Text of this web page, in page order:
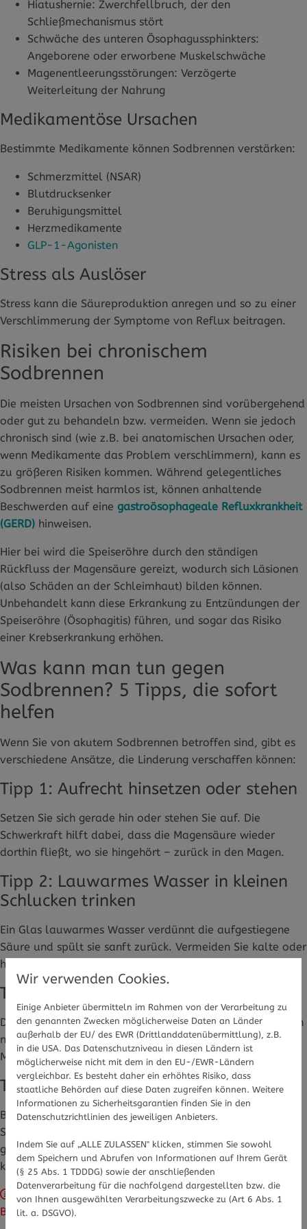
Hiatushernie: Zwerchfellbruch, der den
Schließmechanismus stört
Schwäche des unteren Ösophagussphinkters:
Angeborene oder erworbene Muskelschwäche
Magenentleerungsstörungen: Verzögerte
Weiterleitung der Nahrung
Medikamentöse Ursachen
Bestimmte Medikamente können Sodbrennen verstärken:
Schmerzmittel (NSAR)
Blutdrucksenker
Beruhigungsmittel
Herzmedikamente
GLP-1-Agonisten
Stress als Auslöser
Stress kann die Säureproduktion anregen und so zu einer
Verschlimmerung der Symptome von Reflux beitragen.
Risiken bei chronischem
Sodbrennen
Die meisten Ursachen von Sodbrennen sind vorübergehend
oder gut zu behandeln bzw. vermeiden. Wenn sie jedoch
chronisch sind (wie z.B. bei anatomischen Ursachen oder,
wenn Medikamente das Problem verschlimmern), kann es
zu größeren Risiken kommen. Während gelegentliches
Sodbrennen meist harmlos ist, können anhaltende
Beschwerden auf eine gastroösophageale Refluxkrankheit
(GERD) hinweisen.
Hier bei wird die Speiseröhre durch den ständigen
Rückfluss der Magensäure gereizt, wodurch sich Läsionen
(also Schäden an der Schleimhaut) bilden können.
Unbehandelt kann diese Erkrankung zu Entzündungen der
Speiseröhre (Ösophagitis) führen, und sogar das Risiko
einer Krebserkrankung erhöhen.
Was kann man tun gegen
Sodbrennen? 5 Tipps, die sofort
helfen
Wenn Sie von akutem Sodbrennen betroffen sind, gibt es
verschiedene Ansätze, die Linderung verschaffen können:
Tipp 1: Aufrecht hinsetzen oder stehen
Setzen Sie sich gerade hin oder stehen Sie auf. Die
Schwerkraft hilft dabei, dass die Magensäure wieder
dorthin fließt, wo sie hingehört – zurück in den Magen.
Tipp 2: Lauwarmes Wasser in kleinen
Schlucken trinken
Ein Glas lauwarmes Wasser verdünnt die aufgestiegene
Säure und spült sie sanft zurück. Vermeiden Sie kalte oder
heiße Getränke, da diese zusätzlich reizen können.
Tipp 3: Zuckerfreien Kaugummi kauen
Das Kauen regt die Speichelproduktion an. Speichel ist ein
natürlicher Säurepuffer und neutralisiert die aggressive
Magensäure in der Speiseröhre.
Tipp 4: Eine reife Banane essen
Bananen enthalten natürliche Antazida und wirken als
Säurepuffer. Zusätzlich beruhigt die weiche Konsistenz die
gereizte Schleimhaut. Wichtig: Essen Sie langsam und in
kleinen Bissen.
Das Einfügen von Bildern wird nicht unterstützt. Bitte
Bilder über die Mediathek hochladen und integrieren.
Wir verwenden Cookies.
Einige Anbieter übermitteln im Rahmen von der Verarbeitung zu
den genannten Zwecken möglicherweise Daten an Länder
außerhalb der EU/ des EWR (Drittlanddatenübermittlung), z.B.
in die USA. Das Datenschutzniveau in diesen Ländern ist
möglicherweise nicht mit dem in den EU-/EWR-Ländern
vergleichbar. Es besteht daher ein erhöhtes Risiko, dass
staatliche Behörden auf diese Daten zugreifen können. Weitere
Informationen zu Sicherheitsgarantien finden Sie in den
Datenschutzrichtlinien des jeweiligen Anbieters.
Indem Sie auf „ALLE ZULASSEN" klicken, stimmen Sie sowohl
dem Speichern und Abrufen von Informationen auf Ihrem Gerät
(§ 25 Abs. 1 TDDDG) sowie der anschließenden
Datenverarbeitung für die nachfolgend dargestellten bzw. die
von Ihnen ausgewählten Verarbeitungszwecke zu (Art 6 Abs. 1
lit. a. DSGVO).